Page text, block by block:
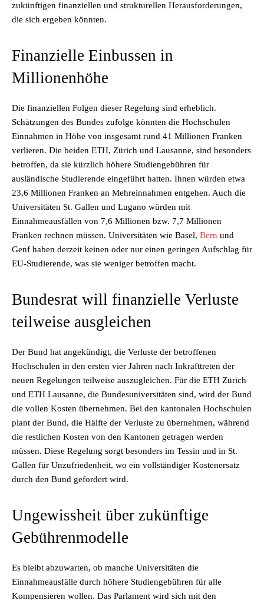
zukünftigen finanziellen und strukturellen Herausforderungen,
die sich ergeben könnten.
Finanzielle Einbussen in
Millionenhöhe
Die finanziellen Folgen dieser Regelung sind erheblich.
Schätzungen des Bundes zufolge könnten die Hochschulen
Einnahmen in Höhe von insgesamt rund 41 Millionen Franken
verlieren. Die beiden ETH, Zürich und Lausanne, sind besonders
betroffen, da sie kürzlich höhere Studiengebühren für
ausländische Studierende eingeführt hatten. Ihnen würden etwa
23,6 Millionen Franken an Mehreinnahmen entgehen. Auch die
Universitäten St. Gallen und Lugano würden mit
Einnahmeausfällen von 7,6 Millionen bzw. 7,7 Millionen
Franken rechnen müssen. Universitäten wie Basel, Bern und
Genf haben derzeit keinen oder nur einen geringen Aufschlag für
EU-Studierende, was sie weniger betroffen macht.
Bundesrat will finanzielle Verluste
teilweise ausgleichen
Der Bund hat angekündigt, die Verluste der betroffenen
Hochschulen in den ersten vier Jahren nach Inkrafttreten der
neuen Regelungen teilweise auszugleichen. Für die ETH Zürich
und ETH Lausanne, die Bundesuniversitäten sind, wird der Bund
die vollen Kosten übernehmen. Bei den kantonalen Hochschulen
plant der Bund, die Hälfte der Verluste zu übernehmen, während
die restlichen Kosten von den Kantonen getragen werden
müssen. Diese Regelung sorgt besonders im Tessin und in St.
Gallen für Unzufriedenheit, wo ein vollständiger Kostenersatz
durch den Bund gefordert wird.
Ungewissheit über zukünftige
Gebührenmodelle
Es bleibt abzuwarten, ob manche Universitäten die
Einnahmeausfälle durch höhere Studiengebühren für alle
Kompensieren wollen. Das Parlament wird sich mit den